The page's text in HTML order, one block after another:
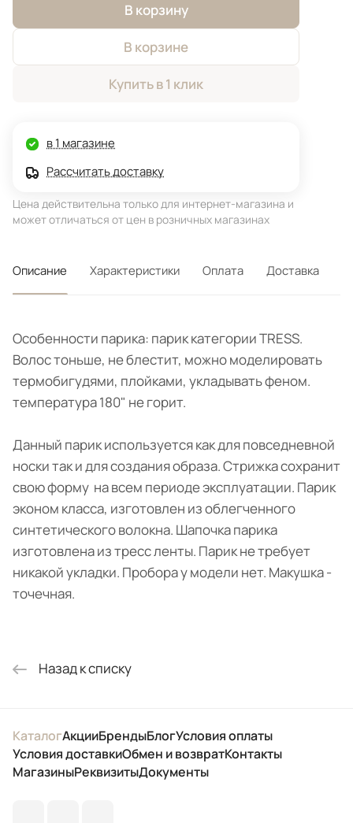
В корзину
В корзине
Купить в 1 клик
в 1 магазине
Рассчитать доставку
Цена действительна только для интернет-магазина и
может отличаться от цен в розничных магазинах
Описание Характеристики Оплата Доставка
Особенности парика: парик категории TRESS.
Волос тоньше, не блестит, можно моделировать
термобигудями, плойками, укладывать феном.
температура 180" не горит.
Данный парик используется как для повседневной
носки так и для создания образа. Стрижка сохранит
свою форму на всем периоде эксплуатации. Парик
эконом класса, изготовлен из облегченного
синтетического волокна. Шапочка парика
изготовлена из тресс ленты. Парик не требует
никакой укладки. Пробора у модели нет. Макушка -
точечная.
Назад к списку
КаталогАкцииБрендыБлогУсловия оплаты
Условия доставкиОбмен и возвратКонтакты
МагазиныРеквизитыДокументы